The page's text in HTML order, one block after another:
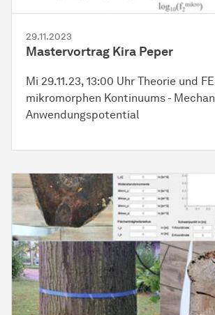
29.11.2023
Mastervortrag Kira Peper
Mi 29.11.23, 13:00 Uhr Theorie und
mikromorphen Kontinuums -
Anwendungspotential